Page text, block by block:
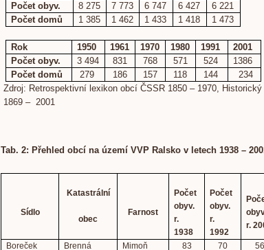
Počet obyv.
8 275 7 773 6 747 6 427
6 221
Počet domů
1 385 1 462 1 433 1 418 1 473
Rok 1950 1961 1970 1980 1991
2001
Počet obyv.
3 494 831 768 571 524
1386
Počet domů
279 186 157 118 144
234
Zdroj: Retrospektivní lexikon obcí ČSSR 1850 – 1970,
1869 – 2001
Tab. 2: Přehled obcí na území VVP Ralsko v letech 1938 –
Sídlo
Katastrální
obec
Farnost
Počet
obyv.
r.
1938
Počet
obyv.
r.
1992
r.
Boreček Brenná Mimoň 83 70
56